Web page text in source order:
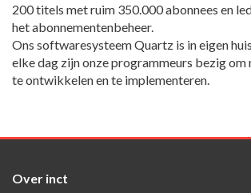
200 titels met ruim 350.000 abonnees en
het abonnementenbeheer.
Ons softwaresysteem Quartz is in eigen
elke dag zijn onze programmeurs bezig om
te ontwikkelen en te implementeren.
Over inct